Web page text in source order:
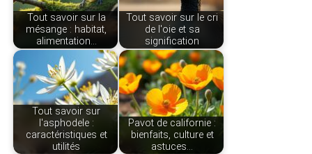
Tout savoir sur la
mésange : habitat,
alimentation…
Tout savoir sur le cri
de l'oie et sa
signification
Tout savoir sur
l'asphodele :
caractéristiques et
utilités
Pavot de californie :
bienfaits, culture et
astuces…